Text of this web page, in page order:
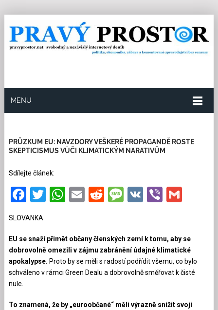
MENU
PRŮZKUM EU: NAVZDORY VEŠKERÉ PROPAGANDĚ ROSTE
SKEPTICISMUS VŮČI KLIMATICKÝM NARATIVŮM
Sdílejte článek:
Facebook
Twitter
WhatsApp
EmailRedditMessage
VKViber
SLOVANKA
EU se snaží přimět občany členských zemí k tomu, aby se
dobrovolně omezili v zájmu zabránění údajné klimatické
apokalypse. Proto by se měli s radostí podřídit všemu, co bylo
schváleno v rámci Green Dealu a dobrovolně směřovat k čisté
nule.
To znamená, že by „euroobčané“ měli výrazně snížit svoji